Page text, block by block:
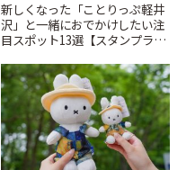
新しくなった「ことりっぷ軽井
沢」と一緒におでかけしたい注
目スポット13選【スタンプラリ